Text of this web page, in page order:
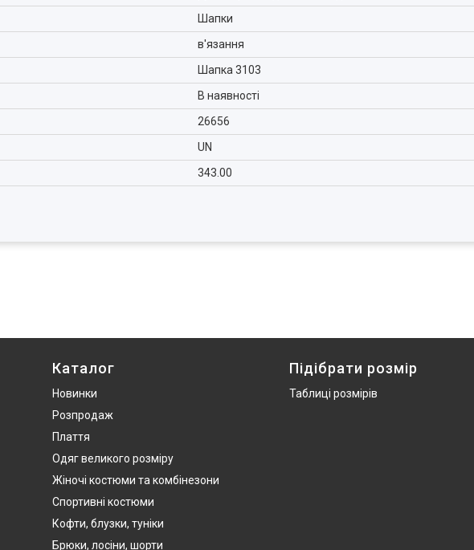
Шапки
в'язання
Шапка 3103
В наявності
26656
UN
343.00
Каталог
Новинки
Розпродаж
Плаття
Одяг великого розміру
Жіночі костюми та комбінезони
Спортивні костюми
Кофти, блузки, туніки
Брюки, лосіни, шорти
Підібрати розмір
Таблиці розмірів